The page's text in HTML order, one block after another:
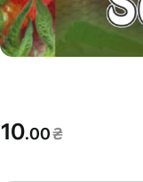
10.00₴